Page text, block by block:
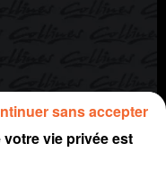
vie privée est
sans accepter